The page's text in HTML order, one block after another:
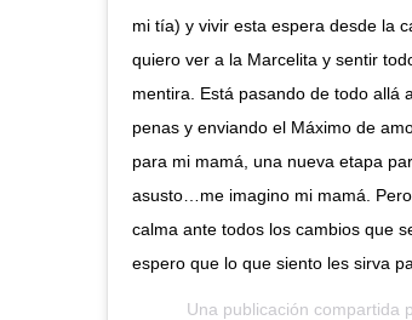
mi tía) y vivir esta espera desde la
quiero ver a la Marcelita y sentir
mentira. Está pasando de todo allá
penas y enviando el Máximo de
para mi mamá, una nueva etapa
asusto…me imagino mi mamá.
calma ante todos los cambios que
espero que lo que siento les sirva
Una publicación compartida